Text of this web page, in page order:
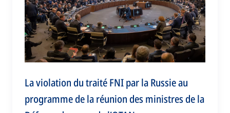
La violation du traité FNI par la Russie au
programme de la réunion des ministres de la